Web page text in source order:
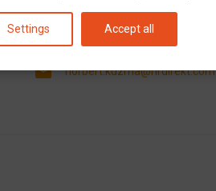
phone_android +36703818397
call +36703818397
email norbert.kuzma@hrdirekt.com
Settings Accept all